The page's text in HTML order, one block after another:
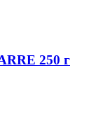
250 г